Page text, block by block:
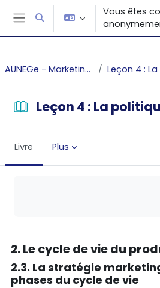
Passer au contenu principal
Panneau latéral
Activer/désactiver la saisie
Vous êtes
AUNEGe - Marketing fondamental
Leçon 4 : La
Livre Plus
2. Le cycle de vie du
2.3. La stratégie
phases du cycle de vie